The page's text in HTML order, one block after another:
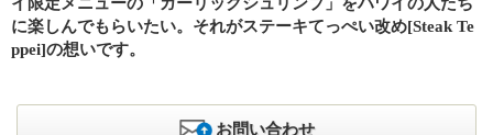
に楽しんでもらいたい。それがステーキてっぺい改め[Steak Te
ppei]の想いです。
お問い合わせ